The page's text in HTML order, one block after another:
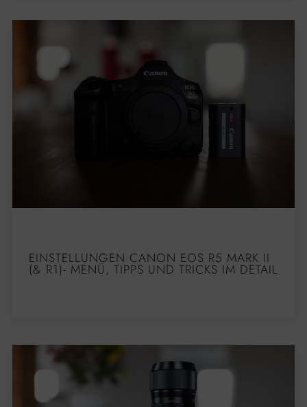
EINSTELLUNGEN CANON EOS R5 MARK II
(& R1)- MENÜ, TIPPS UND TRICKS IM DETAIL